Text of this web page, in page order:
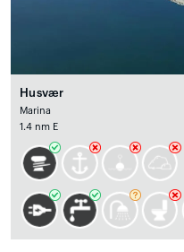
Husvær
Marina
1.4 nm E